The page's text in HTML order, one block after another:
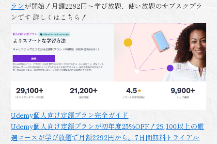
ランが開始！月額2292円～学び放題、使い放題のサブスクプラ
ンです 詳しくはこちら！
Udemy個人向け定額プラン完全ガイド
Udemy個人向け定額プランが初年度25%OFF！29,100以上の厳
選コースが学び放題で月額2292円から。7日間無料トライアル